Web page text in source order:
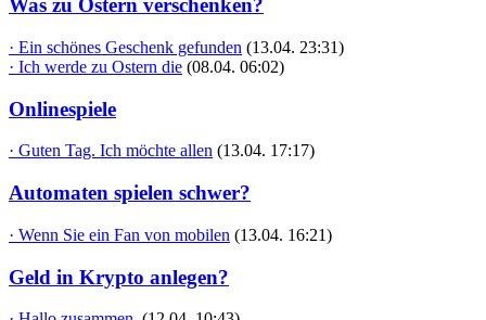
Was zu Ostern verschenken?
· Ein schönes Geschenk gefunden (13.04. 23:31)
· Ich werde zu Ostern die (08.04. 06:02)
Onlinespiele
· Guten Tag. Ich möchte allen (13.04. 17:17)
Automaten spielen schwer?
· Wenn Sie ein Fan von mobilen (13.04. 16:21)
Geld in Krypto anlegen?